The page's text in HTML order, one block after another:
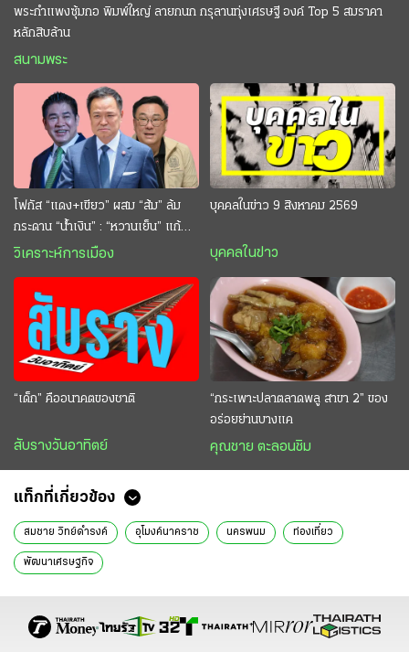
พระกำแพงซุ้มกอ พิมพ์ใหญ่ ลายกนก กรุลานทุ่งเศรษฐี องค์ Top 5 สมราคา
หลักสิบล้าน
สนามพระ
โฟกัส “แดง+เขียว” ผสม “ส้ม” ล้ม
กระดาน “นํ้าเงิน” : “หวานเย็น” แก้
กระหาย “อนุทิน” ดักตีกินสบาย
วิเคราะห์การเมือง
บุคคลในข่าว 9 สิงหาคม 2569
บุคคลในข่าว
“เด็ก” คืออนาคตของชาติ
สับรางวันอาทิตย์
“กระเพาะปลาตลาดพลู สาขา 2” ของ
อร่อยย่านบางแค
คุณชาย ตะลอนชิม
แท็กที่เกี่ยวข้อง
สมชาย วิทย์ดำรงค์ อุโมงค์นาคราช นครพนม ท่องเที่ยว
พัฒนาเศรษฐกิจ